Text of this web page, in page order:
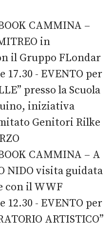
CAMMINA –
in
il Gruppo FLondar
17.30 - EVENTO per
presso la Scuola
iniziativa
Genitori Rilke
CAMMINA – A
NIDO visita guidata
con il WWF
12.30 - EVENTO per
ARTISTICO”